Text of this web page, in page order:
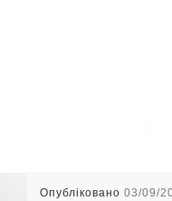
Опубліковано 03/09/